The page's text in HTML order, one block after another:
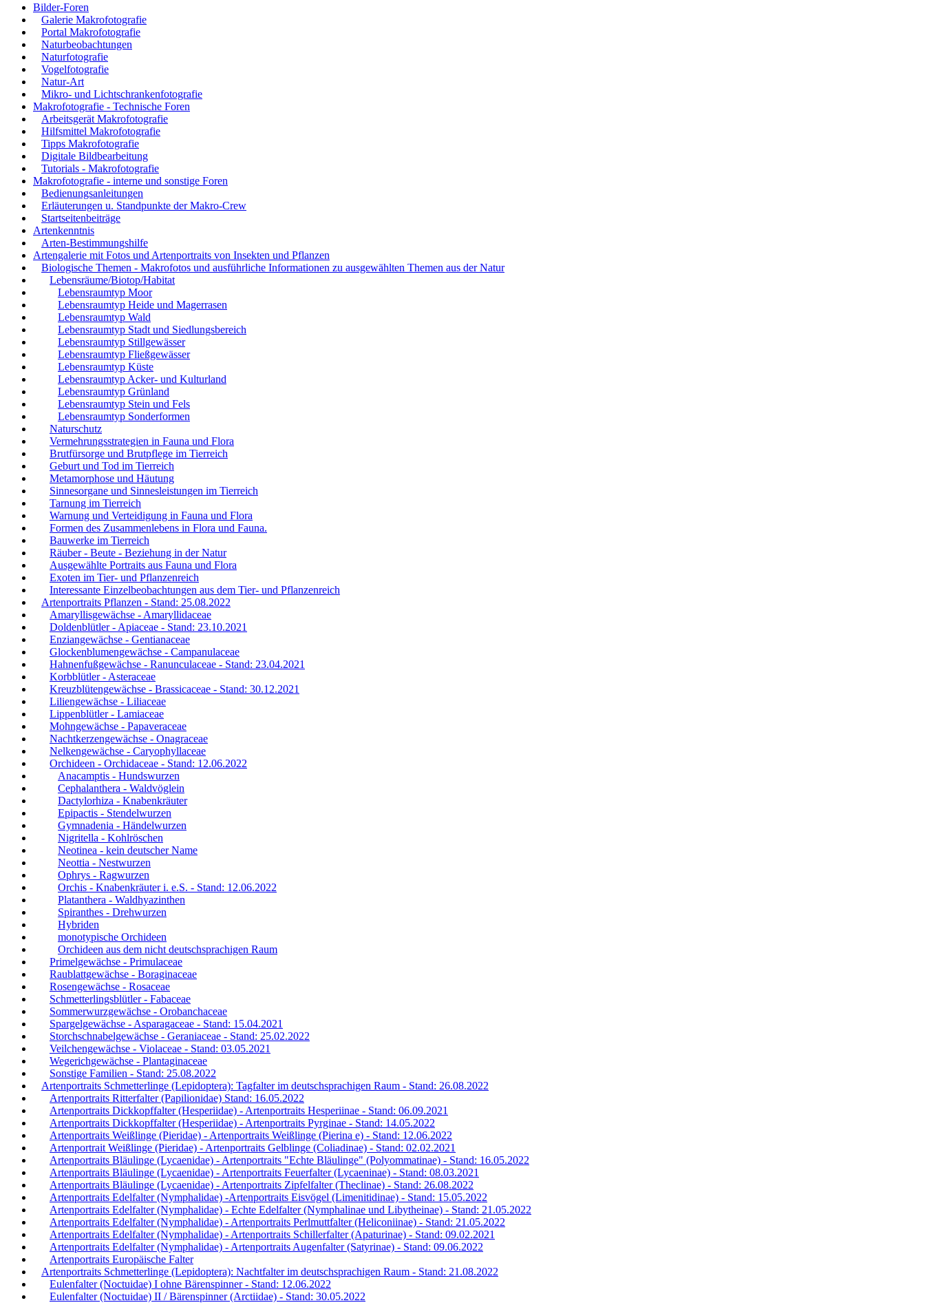
Bilder-Foren
Galerie Makrofotografie
Portal Makrofotografie
Naturbeobachtungen
Naturfotografie
Vogelfotografie
Natur-Art
Mikro- und Lichtschrankenfotografie
Makrofotografie - Technische Foren
Arbeitsgerät Makrofotografie
Hilfsmittel Makrofotografie
Tipps Makrofotografie
Digitale Bildbearbeitung
Tutorials - Makrofotografie
Makrofotografie - interne und sonstige Foren
Bedienungsanleitungen
Erläuterungen u. Standpunkte der Makro-Crew
Startseitenbeiträge
Artenkenntnis
Arten-Bestimmungshilfe
Artengalerie mit Fotos und Artenportraits von Insekten und Pflanzen
Biologische Themen - Makrofotos und ausführliche Informationen zu ausgewählten Themen aus der Natur
Lebensräume/Biotop/Habitat
Lebensraumtyp Moor
Lebensraumtyp Heide und Magerrasen
Lebensraumtyp Wald
Lebensraumtyp Stadt und Siedlungsbereich
Lebensraumtyp Stillgewässer
Lebensraumtyp Fließgewässer
Lebensraumtyp Küste
Lebensraumtyp Acker- und Kulturland
Lebensraumtyp Grünland
Lebensraumtyp Stein und Fels
Lebensraumtyp Sonderformen
Naturschutz
Vermehrungsstrategien in Fauna und Flora
Brutfürsorge und Brutpflege im Tierreich
Geburt und Tod im Tierreich
Metamorphose und Häutung
Sinnesorgane und Sinnesleistungen im Tierreich
Tarnung im Tierreich
Warnung und Verteidigung in Fauna und Flora
Formen des Zusammenlebens in Flora und Fauna.
Bauwerke im Tierreich
Räuber - Beute - Beziehung in der Natur
Ausgewählte Portraits aus Fauna und Flora
Exoten im Tier- und Pflanzenreich
Interessante Einzelbeobachtungen aus dem Tier- und Pflanzenreich
Artenportraits Pflanzen - Stand: 25.08.2022
Amaryllisgewächse - Amaryllidaceae
Doldenblütler - Apiaceae - Stand: 23.10.2021
Enziangewächse - Gentianaceae
Glockenblumengewächse - Campanulaceae
Hahnenfußgewächse - Ranunculaceae - Stand: 23.04.2021
Korbblütler - Asteraceae
Kreuzblütengewächse - Brassicaceae - Stand: 30.12.2021
Liliengewächse - Liliaceae
Lippenblütler - Lamiaceae
Mohngewächse - Papaveraceae
Nachtkerzengewächse - Onagraceae
Nelkengewächse - Caryophyllaceae
Orchideen - Orchidaceae - Stand: 12.06.2022
Anacamptis - Hundswurzen
Cephalanthera - Waldvöglein
Dactylorhiza - Knabenkräuter
Epipactis - Stendelwurzen
Gymnadenia - Händelwurzen
Nigritella - Kohlröschen
Neotinea - kein deutscher Name
Neottia - Nestwurzen
Ophrys - Ragwurzen
Orchis - Knabenkräuter i. e.S. - Stand: 12.06.2022
Platanthera - Waldhyazinthen
Spiranthes - Drehwurzen
Hybriden
monotypische Orchideen
Orchideen aus dem nicht deutschsprachigen Raum
Primelgewächse - Primulaceae
Raublattgewächse - Boraginaceae
Rosengewächse - Rosaceae
Schmetterlingsblütler - Fabaceae
Sommerwurzgewächse - Orobanchaceae
Spargelgewächse - Asparagaceae - Stand: 15.04.2021
Storchschnabelgewächse - Geraniaceae - Stand: 25.02.2022
Veilchengewächse - Violaceae - Stand: 03.05.2021
Wegerichgewächse - Plantaginaceae
Sonstige Familien - Stand: 25.08.2022
Artenportraits Schmetterlinge (Lepidoptera): Tagfalter im deutschsprachigen Raum - Stand: 26.08.2022
Artenportraits Ritterfalter (Papilionidae) Stand: 16.05.2022
Artenportraits Dickkopffalter (Hesperiidae) - Artenportraits Hesperiinae - Stand: 06.09.2021
Artenportraits Dickkopffalter (Hesperiidae) - Artenportraits Pyrginae - Stand: 14.05.2022
Artenportraits Weißlinge (Pieridae) - Artenportraits Weißlinge (Pierina e) - Stand: 12.06.2022
Artenportrait Weißlinge (Pieridae) - Artenportraits Gelblinge (Coliadinae) - Stand: 02.02.2021
Artenportraits Bläulinge (Lycaenidae) - Artenportraits "Echte Bläulinge" (Polyommatinae) - Stand: 16.05.2022
Artenportraits Bläulinge (Lycaenidae) - Artenportraits Feuerfalter (Lycaeninae) - Stand: 08.03.2021
Artenportraits Bläulinge (Lycaenidae) - Artenportraits Zipfelfalter (Theclinae) - Stand: 26.08.2022
Artenportraits Edelfalter (Nymphalidae) -Artenportraits Eisvögel (Limenitidinae) - Stand: 15.05.2022
Artenportraits Edelfalter (Nymphalidae) - Echte Edelfalter (Nymphalinae und Libytheinae) - Stand: 21.05.2022
Artenportraits Edelfalter (Nymphalidae) - Artenportraits Perlmuttfalter (Heliconiinae) - Stand: 21.05.2022
Artenportraits Edelfalter (Nymphalidae) - Artenportraits Schillerfalter (Apaturinae) - Stand: 09.02.2021
Artenportraits Edelfalter (Nymphalidae) - Artenportraits Augenfalter (Satyrinae) - Stand: 09.06.2022
Artenportraits Europäische Falter
Artenportraits Schmetterlinge (Lepidoptera): Nachtfalter im deutschsprachigen Raum - Stand: 21.08.2022
Eulenfalter (Noctuidae) I ohne Bärenspinner - Stand: 12.06.2022
Eulenfalter (Noctuidae) II / Bärenspinner (Arctiidae) - Stand: 30.05.2022